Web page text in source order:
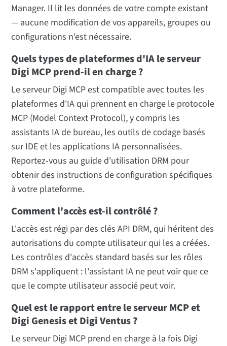
Manager. Il lit les données de votre compte existant
— aucune modification de vos appareils, groupes ou
configurations n'est nécessaire.
Quels types de plateformes d'IA le serveur
Digi MCP prend-il en charge ?
Le serveur Digi MCP est compatible avec toutes les
plateformes d'IA qui prennent en charge le protocole
MCP (Model Context Protocol), y compris les
assistants IA de bureau, les outils de codage basés
sur IDE et les applications IA personnalisées.
Reportez-vous au guide d'utilisation DRM pour
obtenir des instructions de configuration spécifiques
à votre plateforme.
Comment l'accès est-il contrôlé ?
L'accès est régi par des clés API DRM, qui héritent des
autorisations du compte utilisateur qui les a créées.
Les contrôles d'accès standard basés sur les rôles
DRM s'appliquent : l'assistant IA ne peut voir que ce
que le compte utilisateur associé peut voir.
Quel est le rapport entre le serveur MCP et
Digi Genesis et Digi Ventus ?
Le serveur Digi MCP prend en charge à la fois Digi